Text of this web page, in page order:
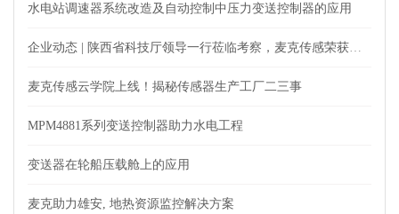
水电站调速器系统改造及自动控制中压力变送控制器的应用
麦克传感云学院上线！揭秘传感器生产工厂二三事
MPM4881系列变送控制器助力水电工程
变送器在轮船压载舱上的应用
麦克助力雄安, 地热资源监控解决方案